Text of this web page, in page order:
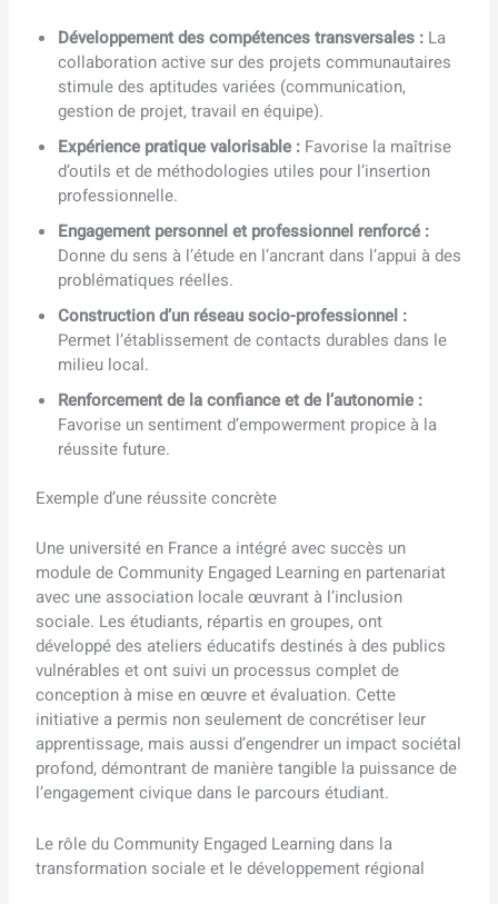
Développement des compétences transversales : La
collaboration active sur des projets communautaires
stimule des aptitudes variées (communication,
gestion de projet, travail en équipe).
Expérience pratique valorisable : Favorise la maîtrise
d’outils et de méthodologies utiles pour l’insertion
professionnelle.
Engagement personnel et professionnel renforcé :
Donne du sens à l’étude en l’ancrant dans l’appui à des
problématiques réelles.
Construction d’un réseau socio-professionnel :
Permet l’établissement de contacts durables dans le
milieu local.
Renforcement de la confiance et de l’autonomie :
Favorise un sentiment d’empowerment propice à la
réussite future.
Exemple d’une réussite concrète
Une université en France a intégré avec succès un
module de Community Engaged Learning en partenariat
avec une association locale œuvrant à l’inclusion
sociale. Les étudiants, répartis en groupes, ont
développé des ateliers éducatifs destinés à des publics
vulnérables et ont suivi un processus complet de
conception à mise en œuvre et évaluation. Cette
initiative a permis non seulement de concrétiser leur
apprentissage, mais aussi d’engendrer un impact sociétal
profond, démontrant de manière tangible la puissance de
l’engagement civique dans le parcours étudiant.
Le rôle du Community Engaged Learning dans la
transformation sociale et le développement régional